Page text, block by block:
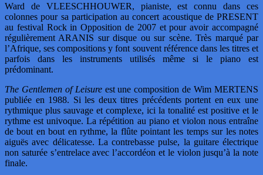
Ward de VLEESCHHOUWER, pianiste, est connu dans ces
colonnes pour sa participation au concert acoustique de PRESENT
au festival Rock in Opposition de 2007 et pour avoir accompagné
régulièrement ARANIS sur disque ou sur scène. Très marqué par
l’Afrique, ses compositions y font souvent référence dans les titres et
parfois dans les instruments utilisés même si le piano est
prédominant.
The Gentlemen of Leisureest une composition de Wim MERTENS
publiée en 1988. Si les deux titres précédents portent en eux une
rythmique plus sauvage et complexe, ici la tonalité est positive et le
rythme est univoque. La répétition au piano et violon nous entraîne
de bout en bout en rythme, la flûte pointant les temps sur les notes
aiguës avec délicatesse. La contrebasse pulse, la guitare électrique
non saturée s’entrelace avec l’accordéon et le violon jusqu’à la note
finale.